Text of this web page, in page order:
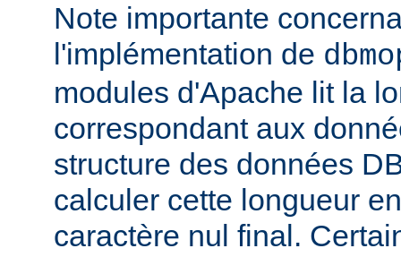
Note importante
l'implémentation de
modules d'Apache lit la
correspondant aux
structure des données
calculer cette longueur
caractère nul final.